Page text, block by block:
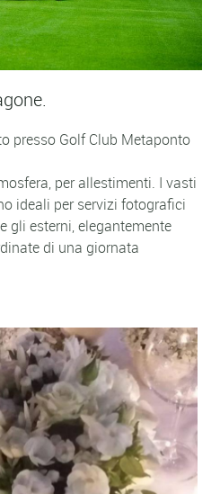
presso Golf Club Metaponto
per allestimenti. I vasti
ideali per servizi fotografici
gli esterni, elegantemente
di una giornata